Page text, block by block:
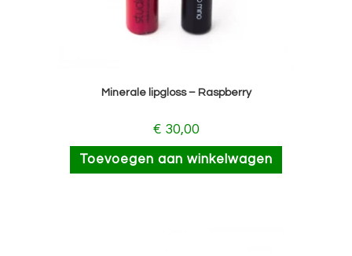
Minerale lipgloss – Raspberry
€ 30,00
Toevoegen aan winkelwagen